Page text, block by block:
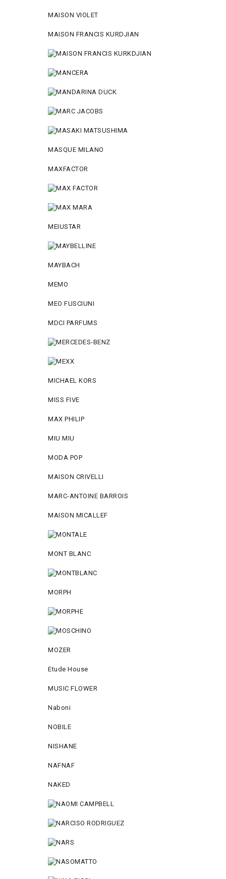
MAISON VIOLET
MAISON FRANCIS KURDJIAN
MASQUE MILANO
MAXFACTOR
MEIUSTAR
MAYBACH
MEMO
MEO FUSCIUNI
MDCI PARFUMS
MICHAEL KORS
MISS FIVE
MAX PHILIP
MIU MIU
MODA POP
MAISON CRIVELLI
MARC-ANTOINE BARROIS
MAISON MICALLEF
MONT BLANC
MORPH
MOZER
Etude House
MUSIC FLOWER
Naboni
NOBILE
NISHANE
NAFNAF
NAKED